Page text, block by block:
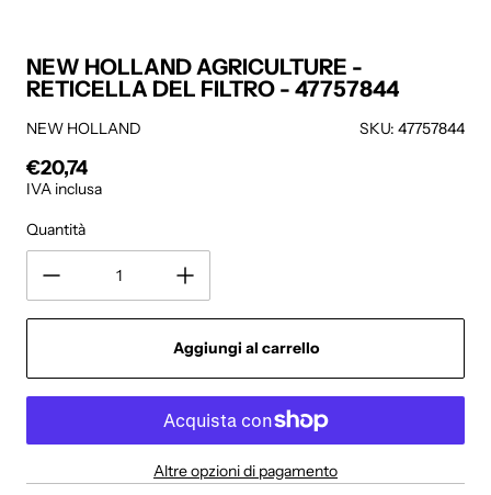
NEW HOLLAND AGRICULTURE -
RETICELLA DEL FILTRO - 47757844
NEW HOLLAND
SKU: 47757844
Prezzo regolare
€20,74
IVA inclusa
Quantità
Aggiungi al carrello
Altre opzioni di pagamento